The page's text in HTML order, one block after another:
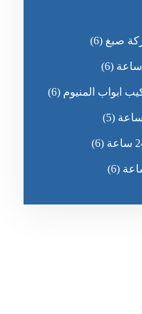
صبغ (6)
(6)
ابواب المنيوم (6)
(5)
(6)
(6)